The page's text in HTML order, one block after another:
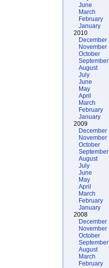
June
March
February
January
2010
December
November
October
September
August
July
June
May
April
March
February
January
2009
December
November
October
September
August
July
June
May
April
March
February
January
2008
December
November
October
September
August
March
February